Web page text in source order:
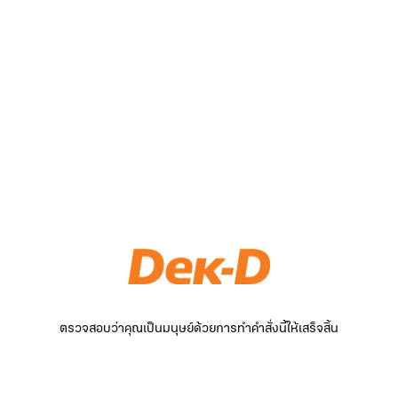
ตรวจสอบว่าคุณเป็นมนุษย์ด้วยการทำคำสั่งนี้ให้เสร็จสิ้น